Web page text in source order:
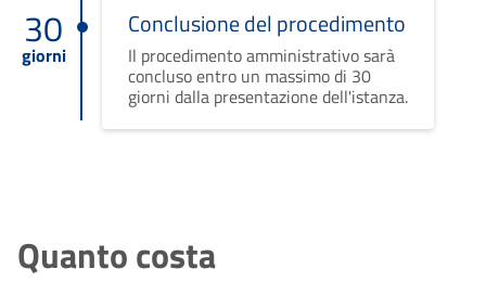
30
giorni
Conclusione del procedimento
Il procedimento amministrativo sarà
concluso entro un massimo di 30
giorni dalla presentazione dell'istanza.
Quanto costa